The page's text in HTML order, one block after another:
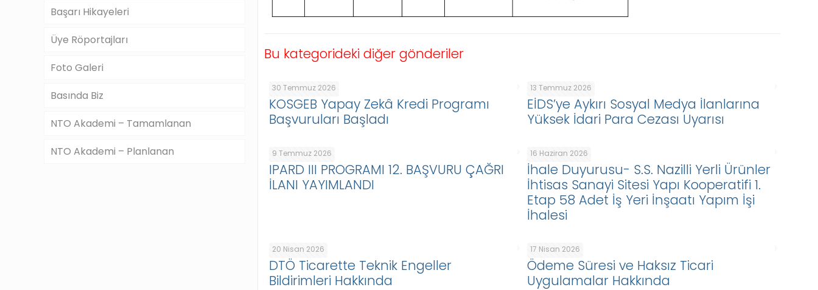
Bu kategorideki diğer gönderiler
30 Temmuz 2026
KOSGEB Yapay Zekâ Kredi Programı
Başvuruları Başladı
13 Temmuz 2026
EİDS’ye Aykırı Sosyal Medya İlanlarına
Yüksek İdari Para Cezası Uyarısı
9 Temmuz 2026
IPARD III PROGRAMI 12. BAŞVURU ÇAĞRI
İLANI YAYIMLANDI
16 Haziran 2026
İhale Duyurusu- S.S. Nazilli Yerli Ürünler
İhtisas Sanayi Sitesi Yapı Kooperatifi 1.
Etap 58 Adet İş Yeri İnşaatı Yapım İşi
İhalesi
20 Nisan 2026
DTÖ Ticarette Teknik Engeller
Bildirimleri Hakkında
17 Nisan 2026
Ödeme Süresi ve Haksız Ticari
Uygulamalar Hakkında
Başarı Hikayeleri
Üye Röportajları
Foto Galeri
Basında Biz
NTO Akademi – Tamamlanan
NTO Akademi – Planlanan